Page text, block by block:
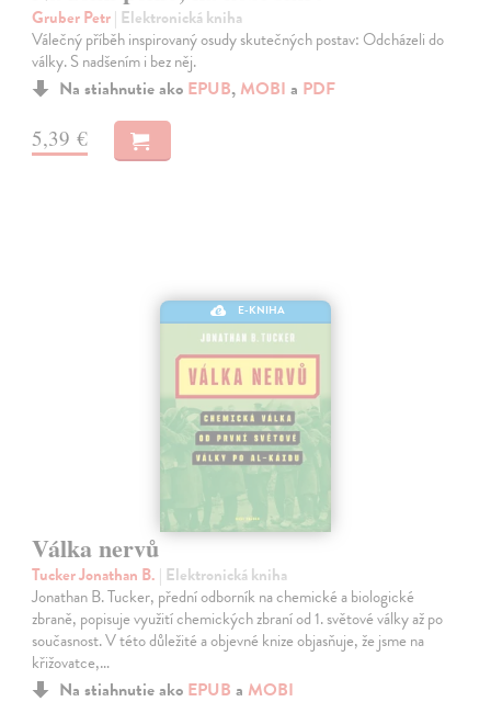
Gruber Petr| Elektronická kniha
Válečný příběh inspirovaný osudy skutečných postav: Odcházeli do
války. S nadšením i bez něj.
Na stiahnutie ako EPUB, MOBI a PDF
5,39 €
E-KNIHA
Válka nervů
Tucker Jonathan B. | Elektronická kniha
Jonathan B. Tucker, přední odborník na chemické a biologické
zbraně, popisuje využití chemických zbraní od 1. světové války až po
současnost. V této důležité a objevné knize objasňuje, že jsme na
křižovatce,…
Na stiahnutie ako EPUB a MOBI